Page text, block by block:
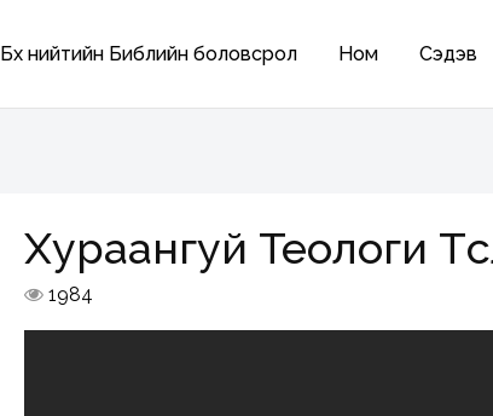
Бүх нийтийн Библийн боловсрол Ном Сэдэв
Хураангуй Теологи
1984